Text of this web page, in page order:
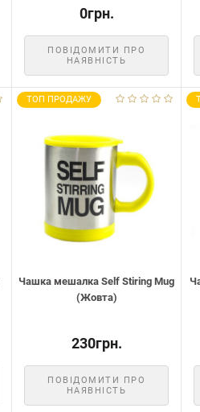
0грн.
ПОВІДОМИТИ ПРО
НАЯВНІСТЬ
ТОП ПРОДАЖУ
Чашка мешалка Self Stiring Mug
(Жовта)
230грн.
ПОВІДОМИТИ ПРО
НАЯВНІСТЬ